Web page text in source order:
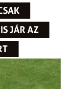
JÁR AZ